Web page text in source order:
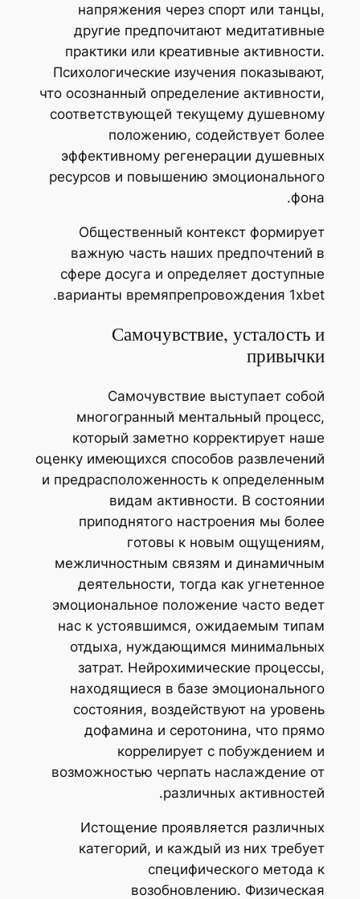
напряжения через спорт или танцы,
другие предпочитают медитативные
практики или креативные активности.
Психологические изучения показывают,
что осознанный определение активности,
соответствующей текущему душевному
положению, содействует более
эффективному регенерации душевных
ресурсов и повышению эмоционального
фона.
Общественный контекст формирует
важную часть наших предпочтений в
сфере досуга и определяет доступные
варианты времяпрепровождения 1xbet.
Самочувствие, усталость и
привычки
Самочувствие выступает собой
многогранный ментальный процесс,
который заметно корректирует наше
оценку имеющихся способов развлечений
и предрасположенность к определенным
видам активности. В состоянии
приподнятого настроения мы более
готовы к новым ощущениям,
межличностным связям и динамичным
деятельности, тогда как угнетенное
эмоциональное положение часто ведет
нас к устоявшимся, ожидаемым типам
отдыха, нуждающимся минимальных
затрат. Нейрохимические процессы,
находящиеся в базе эмоционального
состояния, воздействуют на уровень
дофамина и серотонина, что прямо
коррелирует с побуждением и
возможностью черпать наслаждение от
различных активностей.
Истощение проявляется различных
категорий, и каждый из них требует
специфического метода к
возобновлению. Физическая